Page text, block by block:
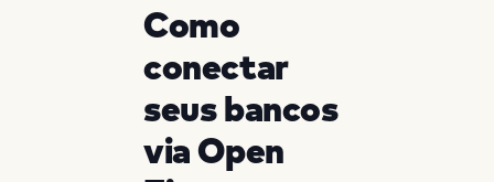
Como
conectar
seus bancos
via Open